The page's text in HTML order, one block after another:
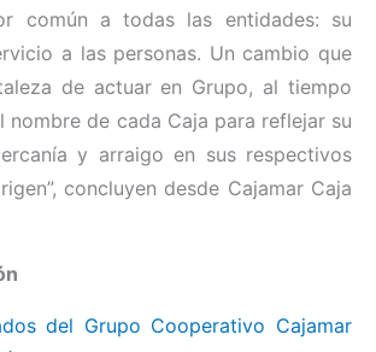
común a todas las entidades: su
a las personas. Un cambio que
de actuar en Grupo, al tiempo
nombre de cada Caja para reflejar su
y arraigo en sus respectivos
concluyen desde Cajamar Caja
del Grupo Cooperativo Cajamar